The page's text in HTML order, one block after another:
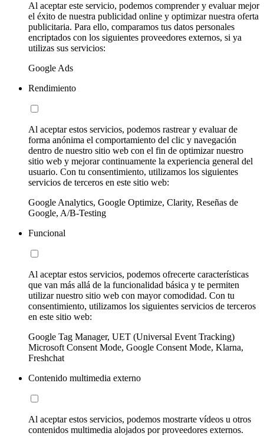
Al aceptar este servicio, podemos comprender y evaluar mejor
el éxito de nuestra publicidad online y optimizar nuestra oferta
publicitaria. Para ello, comparamos tus datos personales
encriptados con los siguientes proveedores externos, si ya
utilizas sus servicios:
Google Ads
Rendimiento
Al aceptar estos servicios, podemos rastrear y evaluar de
forma anónima el comportamiento del clic y navegación
dentro de nuestro sitio web con el fin de optimizar nuestro
sitio web y mejorar continuamente la experiencia general del
usuario. Con tu consentimiento, utilizamos los siguientes
servicios de terceros en este sitio web:
Google Analytics, Google Optimize, Clarity, Reseñas de
Google, A/B-Testing
Funcional
Al aceptar estos servicios, podemos ofrecerte características
que van más allá de la funcionalidad básica y te permiten
utilizar nuestro sitio web con mayor comodidad. Con tu
consentimiento, utilizamos los siguientes servicios de terceros
en este sitio web:
Google Tag Manager, UET (Universal Event Tracking)
Microsoft Consent Mode, Google Consent Mode, Klarna,
Freshchat
Contenido multimedia externo
Al aceptar estos servicios, podemos mostrarte vídeos u otros
contenidos multimedia alojados por proveedores externos.